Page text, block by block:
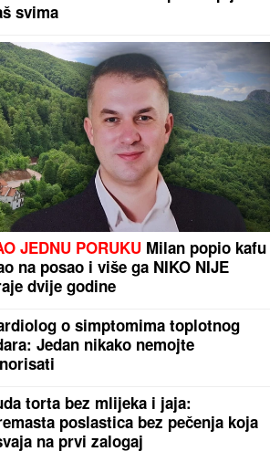
svima
JEDNU PORUKU Milan popio kafu
na posao i više ga NIKO NIJE
dvije godine
o simptomima toplotnog
Jedan nikako nemojte
torta bez mlijeka i jaja:
poslastica bez pečenja koja
na prvi zalogaj